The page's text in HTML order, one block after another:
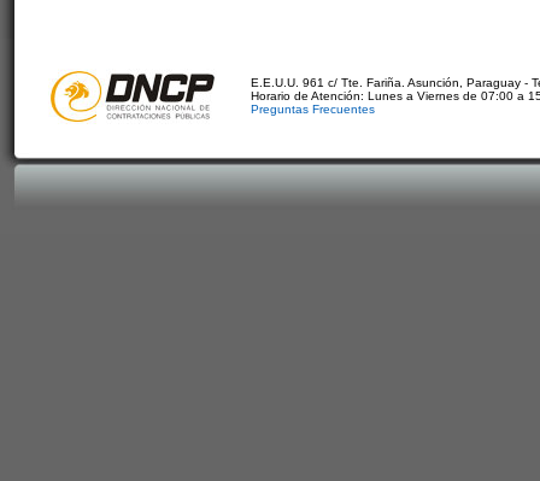
E.E.U.U. 961 c/ Tte. Fariña. Asunción, Paraguay -
Horario de Atención: Lunes a Viernes de 07:00 a
Preguntas Frecuentes